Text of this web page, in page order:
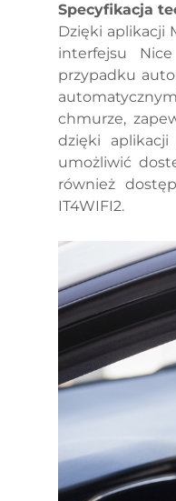
Specyfikacja
Dzięki aplikacji
interfejsu
przypadku
chmurze,
dzięki
umożliwić
również
IT4WIFI2.